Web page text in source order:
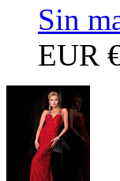
Sin
EUR